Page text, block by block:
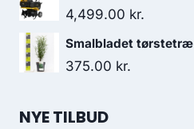
4,499.00 kr.
Smalbladet tørstetræ
375.00 kr.
NYE TILBUD